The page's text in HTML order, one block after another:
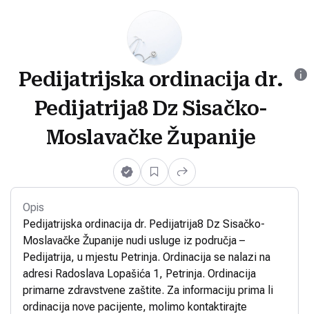
Pedijatrijska ordinacija dr.
Pedijatrija8 Dz Sisačko-
Moslavačke Županije
Opis
Pedijatrijska ordinacija dr. Pedijatrija8 Dz Sisačko-
Moslavačke Županije nudi usluge iz područja –
Pedijatrija, u mjestu Petrinja. Ordinacija se nalazi na
adresi Radoslava Lopašića 1, Petrinja. Ordinacija
primarne zdravstvene zaštite. Za informaciju prima li
ordinacija nove pacijente, molimo kontaktirajte